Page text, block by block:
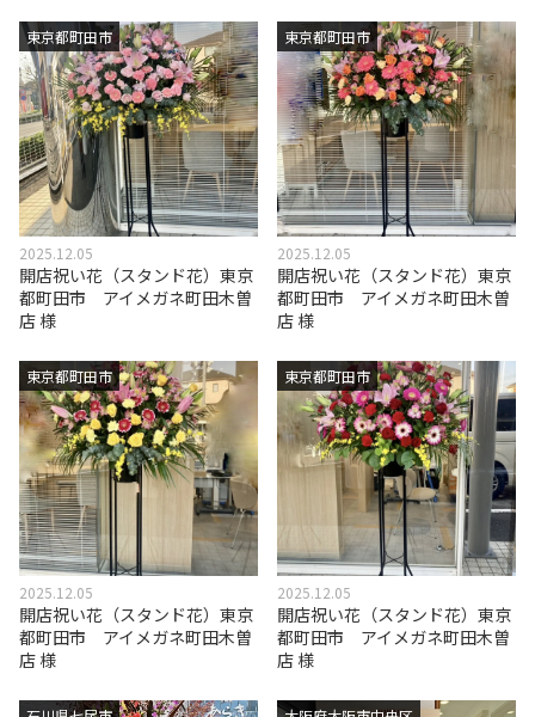
東京都町田市
2025.12.05
開店祝い花（スタンド花）東京
都町田市 アイメガネ町田木曽
店 様
東京都町田市
2025.12.05
開店祝い花（スタンド花）東京
都町田市 アイメガネ町田木曽
店 様
東京都町田市
2025.12.05
開店祝い花（スタンド花）東京
都町田市 アイメガネ町田木曽
店 様
東京都町田市
2025.12.05
開店祝い花（スタンド花）東京
都町田市 アイメガネ町田木曽
店 様